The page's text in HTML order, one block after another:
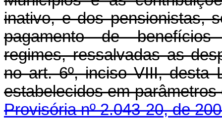
inativo, e dos pensionistas,
pagamento de
regimes, ressalvadas as
no art. 6º, inciso VIII, desta
estabelecidos em
Provisória nº 2.043-20, de